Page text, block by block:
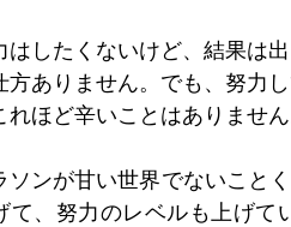
したくないけど、結果は
方ありません。でも、努力
れほど辛いことはありません
ンが甘い世界でないこと
て、努力のレベルも上げ